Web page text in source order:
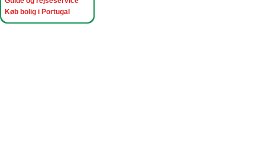
Køb bolig i Portugal